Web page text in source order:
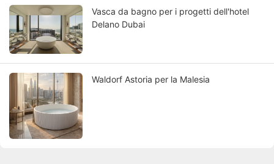
Vasca da bagno per i progetti dell'hotel
Delano Dubai
Waldorf Astoria per la Malesia